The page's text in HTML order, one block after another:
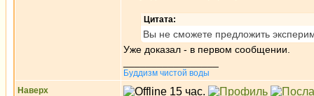
Цитата:
Вы не сможете предложить
Уже доказал - в первом сообщении.
Буддизм чистой воды
Наверх